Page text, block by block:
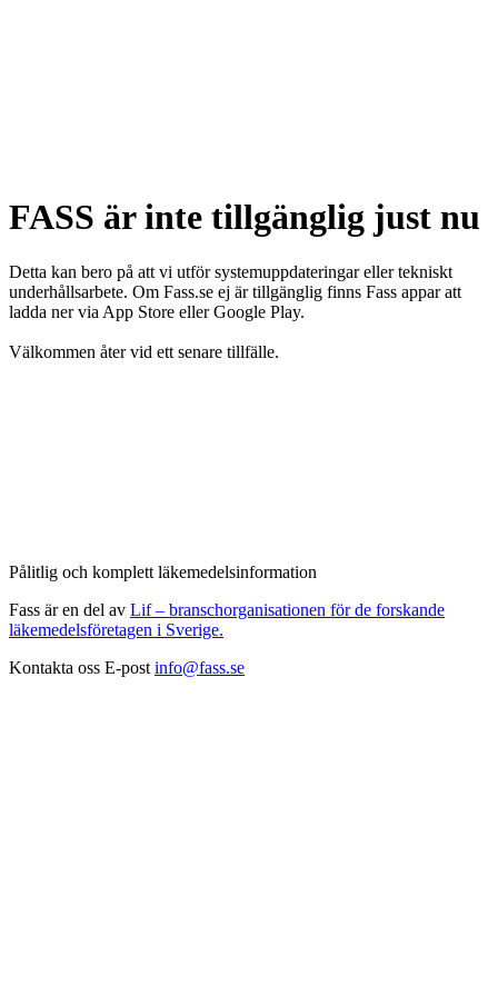
FASS är inte tillgänglig just nu
Detta kan bero på att vi utför systemuppdateringar eller tekniskt
underhållsarbete. Om Fass.se ej är tillgänglig finns Fass appar att
ladda ner via App Store eller Google Play.
Välkommen åter vid ett senare tillfälle.
Pålitlig och komplett läkemedelsinformation
Fass är en del av Lif – branschorganisationen för de forskande
läkemedelsföretagen i Sverige.
Kontakta oss E-post info@fass.se